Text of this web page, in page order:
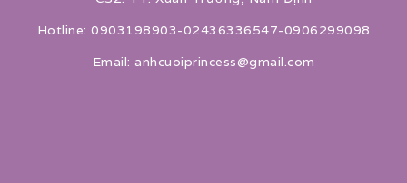
Hotline: 0903198903-02436336547-0906299098
Email: anhcuoiprincess@gmail.com